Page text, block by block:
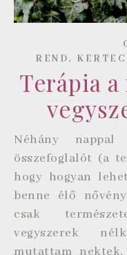
REND,
Terápia
Néhány nappal ezelőtt készítettem egy
összefoglalót (a
hogy hogyan
benne élő
csak
vegyszerek
mutattam